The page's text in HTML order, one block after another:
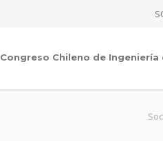
Congreso Chileno de